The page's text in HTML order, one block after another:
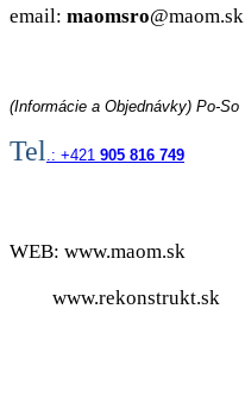
email: maomsro@maom.sk
(Informácie a Objednávky) Po-So
Tel .: +421 905 816 749
WEB: www.maom.sk
www.rekonstrukt.sk